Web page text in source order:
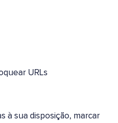
URLs
à sua disposição, marcar